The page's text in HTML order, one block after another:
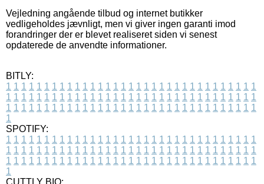
Vejledning angående tilbud og internet butikker
vedligeholdes jævnligt, men vi giver ingen garanti imod
forandringer der er blevet realiseret siden vi senest
opdaterede de anvendte informationer.
BITLY:
1 1 1 1 1 1 1 1 1 1 1 1 1 1 1 1 1 1 1 1 1 1 1 1 1 1 1 1 1 1 1 1 1
1 1 1 1 1 1 1 1 1 1 1 1 1 1 1 1 1 1 1 1 1 1 1 1 1 1 1 1 1 1 1 1 1
1 1 1 1 1 1 1 1 1 1 1 1 1 1 1 1 1 1 1 1 1 1 1 1 1 1 1 1 1 1 1 1 1
1
SPOTIFY:
1 1 1 1 1 1 1 1 1 1 1 1 1 1 1 1 1 1 1 1 1 1 1 1 1 1 1 1 1 1 1 1 1
1 1 1 1 1 1 1 1 1 1 1 1 1 1 1 1 1 1 1 1 1 1 1 1 1 1 1 1 1 1 1 1 1
1 1 1 1 1 1 1 1 1 1 1 1 1 1 1 1 1 1 1 1 1 1 1 1 1 1 1 1 1 1 1 1 1
1
CUTTLY BIO: